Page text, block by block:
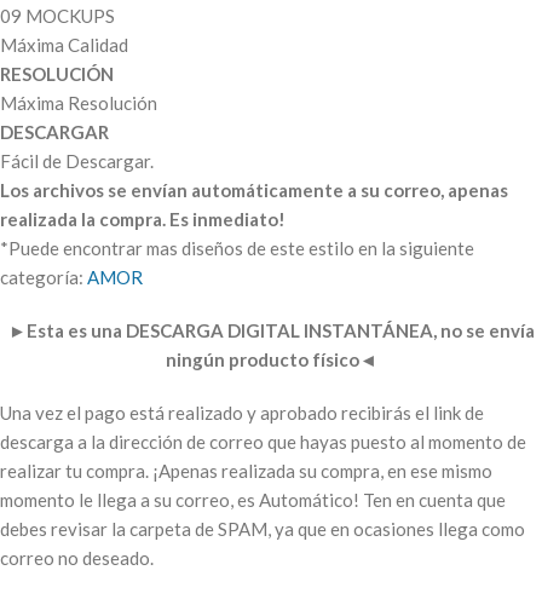
09 MOCKUPS
Máxima Calidad
RESOLUCIÓN
Máxima Resolución
DESCARGAR
Fácil de Descargar.
Los archivos se envían automáticamente a su correo, apenas
realizada la compra. Es inmediato!
*Puede encontrar mas diseños de este estilo en la siguiente
categoría: AMOR
► Esta es una DESCARGA DIGITAL INSTANTÁNEA, no se envía
ningún producto físico◄
Una vez el pago está realizado y aprobado recibirás el link de
descarga a la dirección de correo que hayas puesto al momento de
realizar tu compra. ¡Apenas realizada su compra, en ese mismo
momento le llega a su correo, es Automático! Ten en cuenta que
debes revisar la carpeta de SPAM, ya que en ocasiones llega como
correo no deseado.